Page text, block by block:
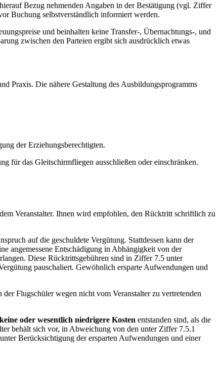
Bezug nehmenden Angaben in der Bestätigung (vgl. Ziffer
Buchung selbstverständlich informiert werden.
und beinhalten keine Transfer-, Übernachtungs-, und
zwischen den Parteien ergibt sich ausdrücklich etwas
Praxis. Die nähere Gestaltung des Ausbildungsprogramms
der Erziehungsberechtigten.
für das Gleitschirmfliegen ausschließen oder einschränken.
Veranstalter. Ihnen wird empfohlen, den Rücktritt schriftlich zu
auf die geschuldete Vergütung. Stattdessen kann der
angemessene Entschädigung in Abhängigkeit von der
Diese Rücktrittsgebühren sind in Ziffer 7.5 unter
pauschaliert. Gewöhnlich ersparte Aufwendungen und
Flugschüler wegen nicht vom Veranstalter zu vertretenden
keine oder wesentlich niedrigere Kosten entstanden sind, als die
behält sich vor, in Abweichung von den unter Ziffer 7.5.1
Berücksichtigung der ersparten Aufwendungen und einer